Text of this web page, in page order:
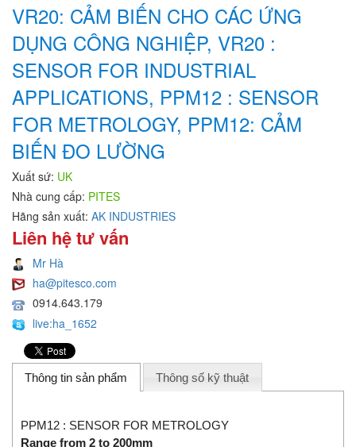
VR20: CẢM BIẾN CHO CÁC ỨNG
DỤNG CÔNG NGHIỆP, VR20 :
SENSOR FOR INDUSTRIAL
APPLICATIONS, PPM12 : SENSOR
FOR METROLOGY, PPM12: CẢM
BIẾN ĐO LƯỜNG
Xuất sứ: UK
Nhà cung cấp: PITES
Hãng sản xuất: AK INDUSTRIES
Liên hệ tư vấn
Mr Hà
ha@pitesco.com
0914.643.179
live:ha_1652
Thông tin sản phẩm Thông số kỹ thuật
PPM12 : SENSOR FOR METROLOGY
Range from 2 to 200mm